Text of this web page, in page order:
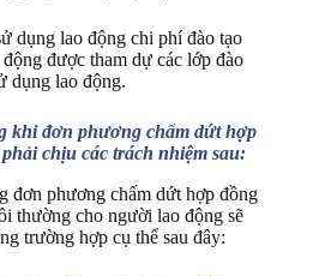
dụng lao động chi phí đào tạo
được tham dự các lớp đào
dụng lao động.
khi đơn phương chấm dứt hợp
chịu các trách nhiệm sau:
đơn phương chấm dứt hợp đồng
thường cho người lao động sẽ
trường hợp cụ thể sau đây: